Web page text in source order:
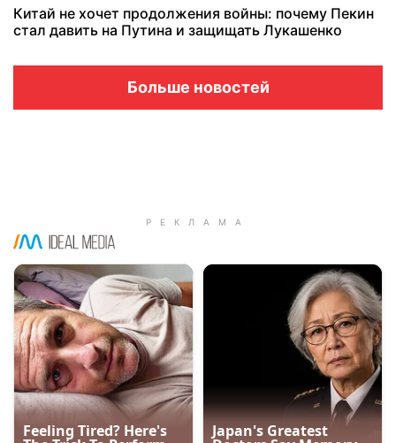
Китай не хочет продолжения войны: почему Пекин
стал давить на Путина и защищать Лукашенко
Больше новостей